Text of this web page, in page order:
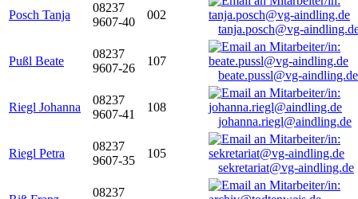
Posch Tanja
08237
9607-40
002
tanja.posch@vg-
Pußl Beate
08237
9607-26
107
beate.pussl@vg-aindling.de
Riegl Johanna
08237
9607-41
108
johanna.riegl@aindling.de
Riegl Petra
08237
9607-35
105
sekretariat@vg-aindling.de
08237